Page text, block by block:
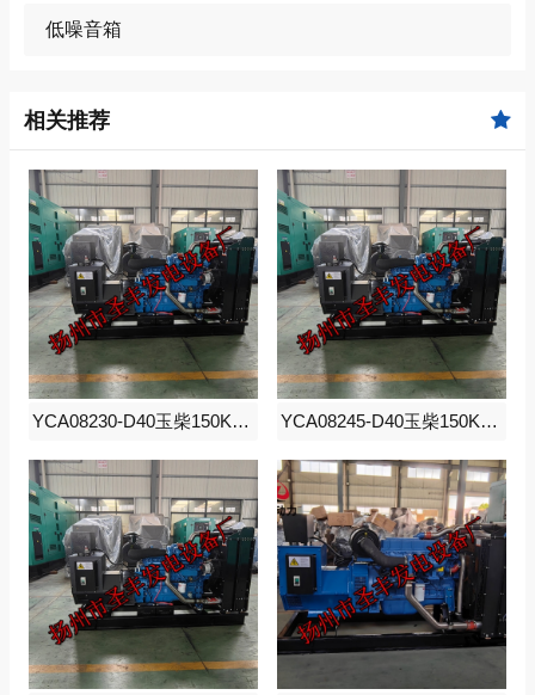
低噪音箱
相关推荐
YCA08230-D40玉柴150KW柴油发电机组 YCA08245-D40玉柴150KW柴油发电机组